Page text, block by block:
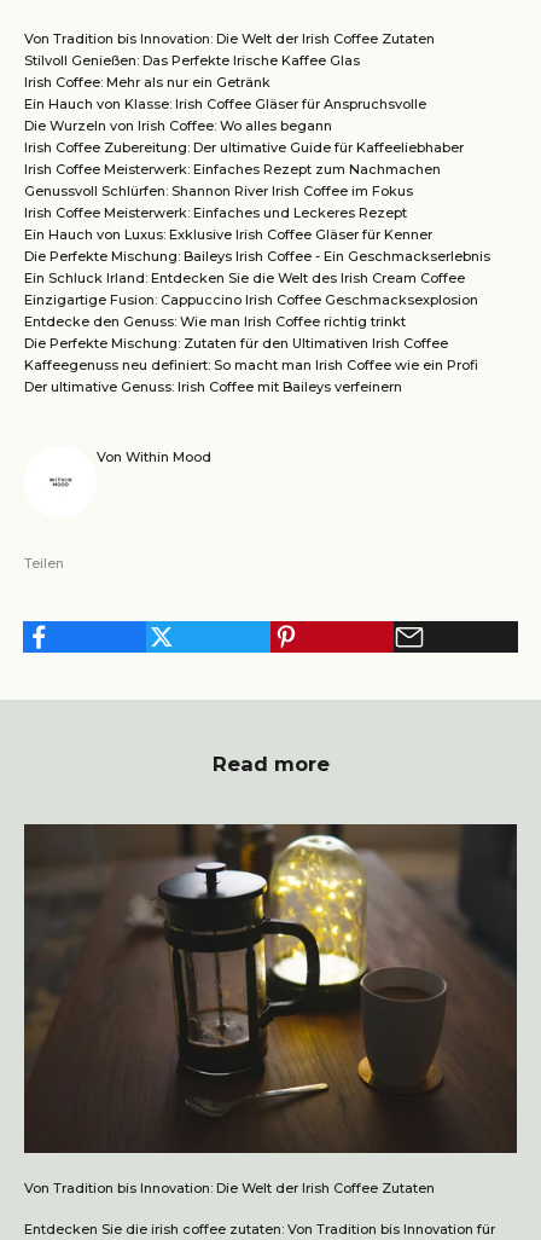
Von Tradition bis Innovation: Die Welt der Irish Coffee Zutaten
Stilvoll Genießen: Das Perfekte Irische Kaffee Glas
Irish Coffee: Mehr als nur ein Getränk
Ein Hauch von Klasse: Irish Coffee Gläser für Anspruchsvolle
Die Wurzeln von Irish Coffee: Wo alles begann
Irish Coffee Zubereitung: Der ultimative Guide für Kaffeeliebhaber
Irish Coffee Meisterwerk: Einfaches Rezept zum Nachmachen
Genussvoll Schlürfen: Shannon River Irish Coffee im Fokus
Irish Coffee Meisterwerk: Einfaches und Leckeres Rezept
Ein Hauch von Luxus: Exklusive Irish Coffee Gläser für Kenner
Die Perfekte Mischung: Baileys Irish Coffee - Ein Geschmackserlebnis
Ein Schluck Irland: Entdecken Sie die Welt des Irish Cream Coffee
Einzigartige Fusion: Cappuccino Irish Coffee Geschmacksexplosion
Entdecke den Genuss: Wie man Irish Coffee richtig trinkt
Die Perfekte Mischung: Zutaten für den Ultimativen Irish Coffee
Kaffeegenuss neu definiert: So macht man Irish Coffee wie ein Profi
Der ultimative Genuss: Irish Coffee mit Baileys verfeinern
Von Within Mood
Teilen
Read more
Von Tradition bis Innovation: Die Welt der Irish Coffee Zutaten
Entdecken Sie die irish coffee zutaten: Von Tradition bis Innovation für